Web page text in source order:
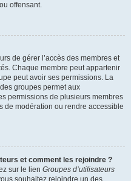
offensant.
de gérer l’accès des membres et
Chaque membre peut appartenir
peut avoir ses permissions. La
groupes permet aux
permissions de plusieurs membres
de modération ou rendre accessible
et comment les rejoindre ?
sur le lien Groupes d’utilisateurs
souhaitez rejoindre un des